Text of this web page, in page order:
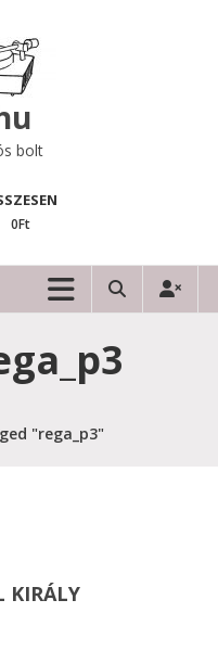
bolt
0Ft
"rega_p3"
KIRÁLY